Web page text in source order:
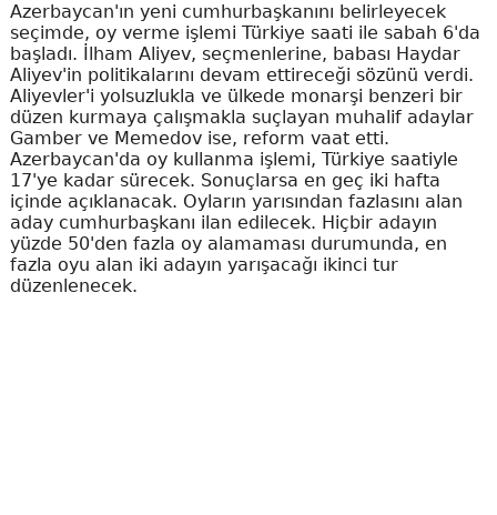
Azerbaycan'ın yeni cumhurbaşkanını belirleyecek
seçimde, oy verme işlemi Türkiye saati ile sabah 6'da
başladı. İlham Aliyev, seçmenlerine, babası Haydar
Aliyev'in politikalarını devam ettireceği sözünü verdi.
Aliyevler'i yolsuzlukla ve ülkede monarşi benzeri bir
düzen kurmaya çalışmakla suçlayan muhalif adaylar
Gamber ve Memedov ise, reform vaat etti.
Azerbaycan'da oy kullanma işlemi, Türkiye saatiyle
17'ye kadar sürecek. Sonuçlarsa en geç iki hafta
içinde açıklanacak. Oyların yarısından fazlasını alan
aday cumhurbaşkanı ilan edilecek. Hiçbir adayın
yüzde 50'den fazla oy alamaması durumunda, en
fazla oyu alan iki adayın yarışacağı ikinci tur
düzenlenecek.